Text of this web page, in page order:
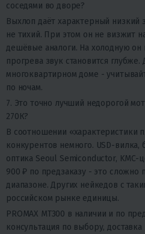
соседями во дворе?
Выхлоп даёт характерный
не тихий. При этом он не визжит
дешёвые аналоги. На холодную он
прогрева звук становится
многоквартирном доме -
по ночам.
7. Это точно лучший недорогой
270К?
В соотношении «характеристики
конкурентов немного. USD-вилка,
оптика Seoul Semiconductor, KMC-
900 ₽ по предзаказу - это сложно
диапазоне. Других нейкедов с
российском рынке единицы.
PROMAX MT300 в наличии и по
консультация по выбору, доставка